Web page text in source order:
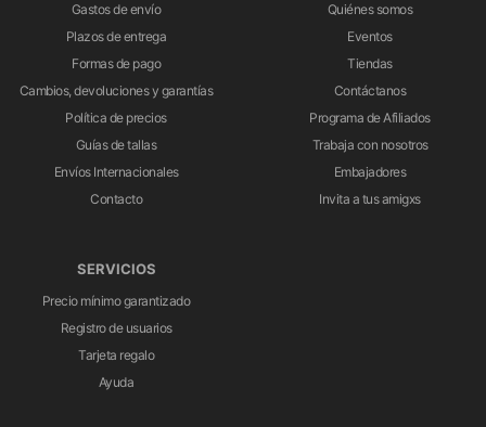
Gastos de envío
Plazos de entrega
Formas de pago
Cambios, devoluciones y garantías
Política de precios
Guías de tallas
Envíos Internacionales
Contacto
Quiénes somos
Eventos
Tiendas
Contáctanos
Programa de Afiliados
Trabaja con nosotros
Embajadores
Invita a tus amigxs
SERVICIOS
Precio mínimo garantizado
Registro de usuarios
Tarjeta regalo
Ayuda